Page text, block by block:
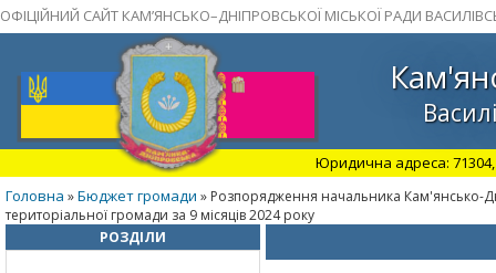
ОФІЦІЙНИЙ САЙТ КАМ’ЯНСЬКО–ДНІПРОВСЬКОЇ МІСЬКОЇ РАДИ
Юридична адреса: 71304,
Головна »Бюджет громади » Розпорядження начальника Кам'янсько-
територіальної громади за 9 місяців 2024 року
РОЗДІЛИ